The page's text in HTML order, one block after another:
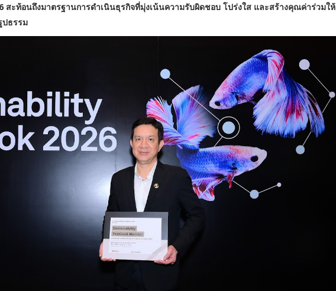
ะท้อนถึงมาตรฐานการดำเนินธุรกิจที่มุ่งเน้นความรับผิดชอบ โปร่งใส และสร้างคุณค่าร่วมให้
ปธรรม